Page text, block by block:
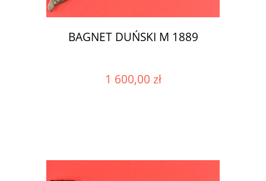
BAGNET DUŃSKI M 1889
1 600,00 zł